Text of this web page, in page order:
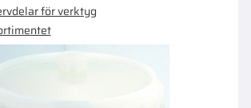
av dessa
kan intressera dig?
för verktyg